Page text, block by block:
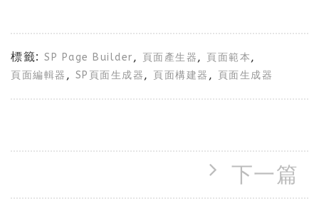
標籤: SP Page Builder , 頁面產生器 , 頁面範本 ,
頁面編輯器 , SP頁面生成器 , 頁面構建器 , 頁面生成器
下一篇